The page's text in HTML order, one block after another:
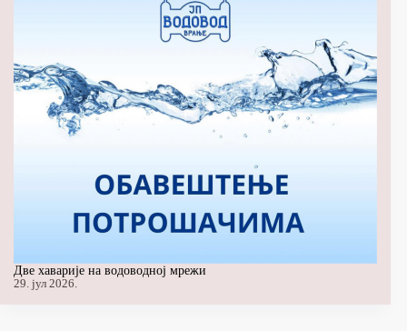
Две хаварије на водоводној мрежи
29. јул 2026.